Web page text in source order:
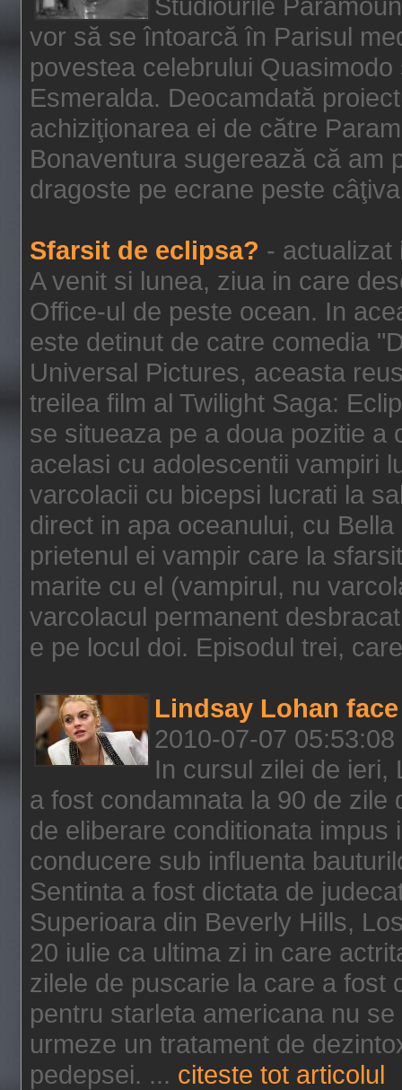
vor să se întoarcă în Parisul
povestea celebrului
Esmeralda. Deocamdată
achiziţionarea ei de către
Bonaventura sugerează că am
dragoste pe ecrane peste
Sfarsit de eclipsa? - actualizat
A venit si lunea, ziua in care
Office-ul de peste ocean. In
este detinut de catre comedia
Universal Pictures, aceasta
treilea film al Twilight Saga:
se situeaza pe a doua pozitie a
acelasi cu adolescentii vampiri
varcolacii cu bicepsi lucrati la
direct in apa oceanului, cu
prietenul ei vampir care la
marite cu el (vampirul, nu
varcolacul permanent
e pe locul doi. Episodul trei,
Lindsay Lohan
2010-07-07 05:53:08
In cursul zilei de ieri,
a fost condamnata la 90 de
de eliberare conditionata
conducere sub influenta
Sentinta a fost dictata de
Superioara din Beverly Hills,
20 iulie ca ultima zi in care
zilele de puscarie la care a fost
pentru starleta americana nu
urmeze un tratament de
pedepsei. ... citeste tot articolul